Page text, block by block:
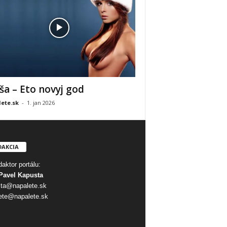
– Eto novyj god
- 1. jan 2026
portálu:
Kapusta